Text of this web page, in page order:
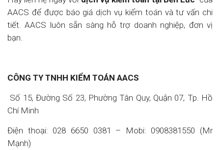
AACS để được báo giá dịch vụ kiểm toán và tư vấn chi
tiết. AACS luôn sẵn sàng hỗ trợ doanh nghiệp, đơn vị
bạn.
CÔNG TY TNHH KIỂM TOÁN AACS
Số 15, Đường Số 23, Phường Tân Quy, Quận 07, Tp. Hồ
Chí Minh
Điện thoại: 028 6650 0381 – Mobi: 0908381550 (Mr
Mạnh)